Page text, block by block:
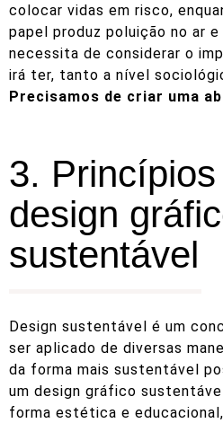
colocar vidas em risco,
papel produz poluição no ar e
necessita de considerar o
irá ter, tanto a nível
Precisamos de criar uma
3.
design
sustentável
Design sustentável é um
ser aplicado de diversas
da forma mais sustentável
um design gráfico
forma estética e